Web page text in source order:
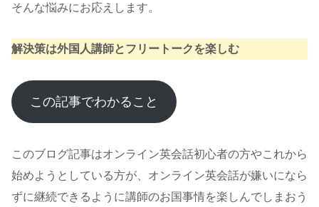
そんな悩みにお応えします。
解決策は外国人講師とフリートークを楽しむ
この記事でわかること
このブログ記事はオンライン英会話初心者の方やこれから
始めようとしている方が、オンライン英会話が嫌いになら
ずに継続できるように講師のお国事情を楽しんでしまおう